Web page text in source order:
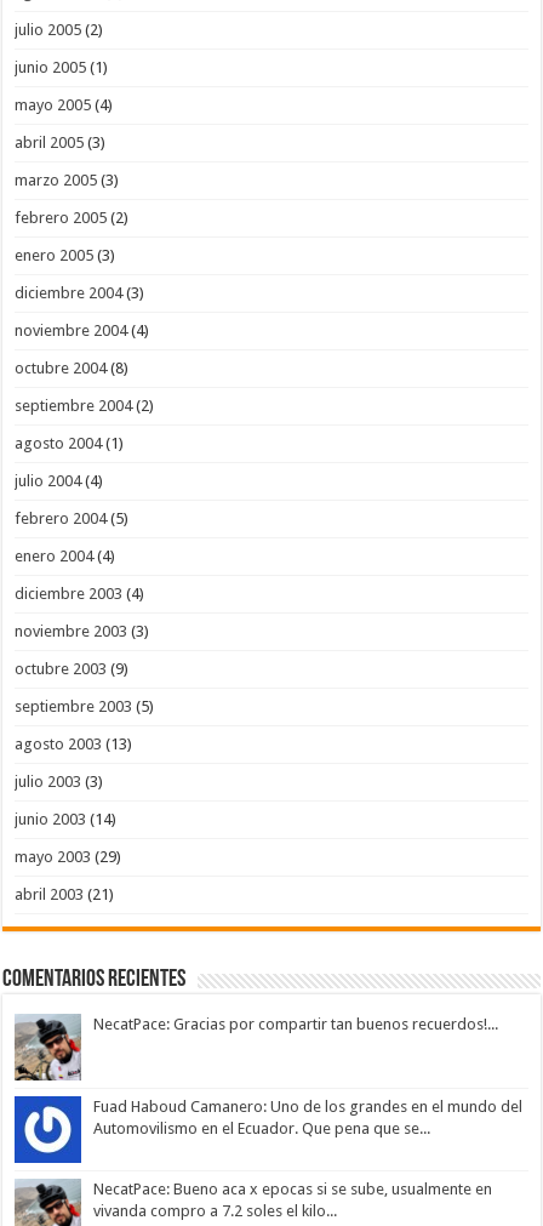
julio 2005 (2)
junio 2005 (1)
mayo 2005 (4)
abril 2005 (3)
marzo 2005 (3)
febrero 2005 (2)
enero 2005 (3)
diciembre 2004(3)
noviembre 2004(4)
octubre 2004(8)
septiembre 2004(2)
agosto 2004(1)
julio 2004(4)
febrero 2004(5)
enero 2004(4)
diciembre 2003 (4)
noviembre 2003 (3)
octubre 2003 (9)
septiembre 2003 (5)
agosto 2003 (13)
julio 2003 (3)
junio 2003 (14)
mayo 2003 (29)
abril 2003 (21)
Comentarios Recientes
NecatPace: Gracias por compartir tan buenos recuerdos!...
Fuad Haboud Camanero: Uno de los grandes en el mundo del
Automovilismo en el Ecuador. Que pena que se...
NecatPace: Bueno aca x epocas si se sube, usualmente en
vivanda compro a 7.2 soles el kilo...